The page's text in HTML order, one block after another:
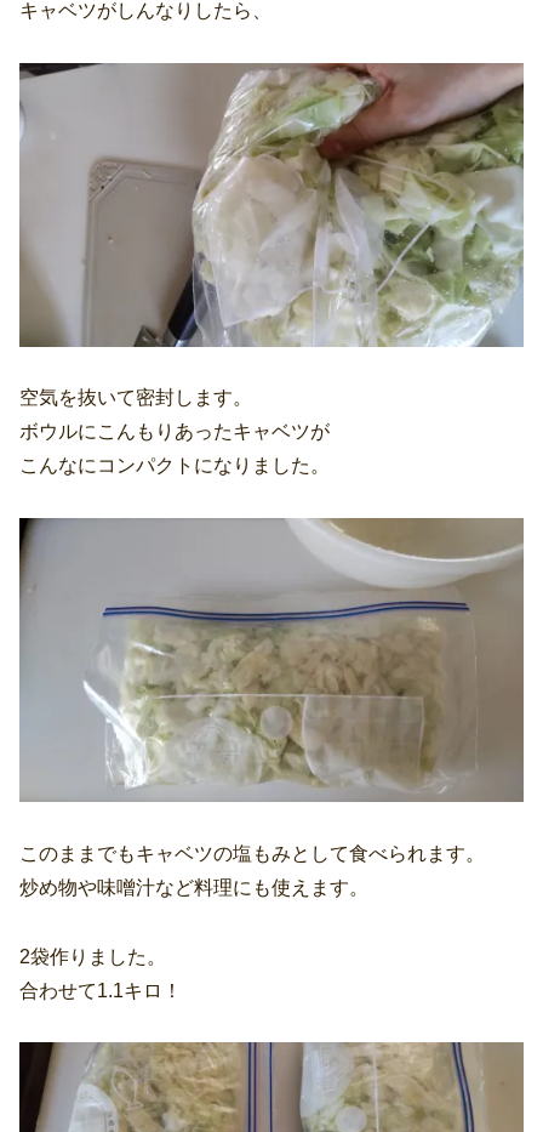
キャベツがしんなりしたら、
空気を抜いて密封します。
ボウルにこんもりあったキャベツが
こんなにコンパクトになりました。
このままでもキャベツの塩もみとして食べられます。
炒め物や味噌汁など料理にも使えます。
2袋作りました。
合わせて1.1キロ！